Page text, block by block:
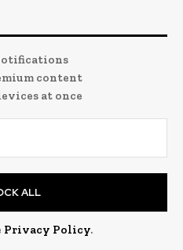
content
at once
ALL
Privacy Policy.